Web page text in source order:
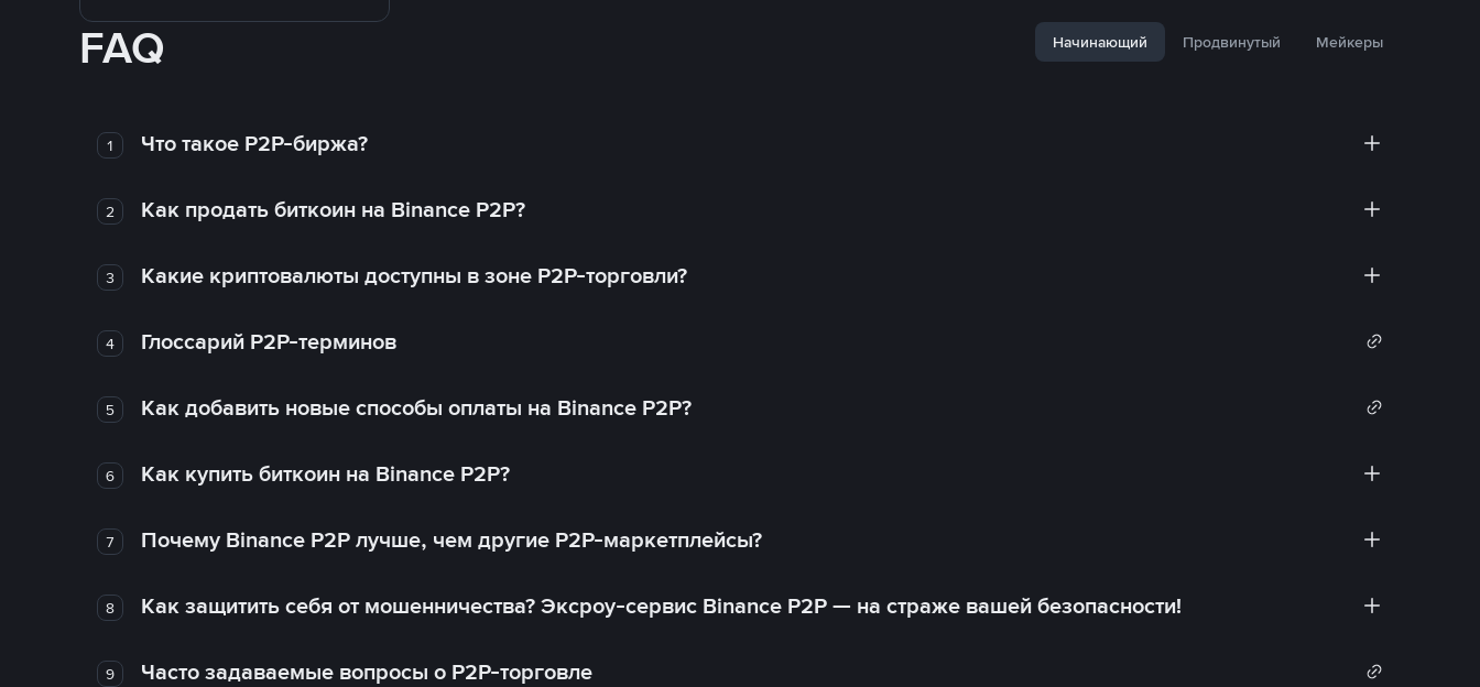
FAQ Начинающий Продвинутый Мейкеры
1 Что такое P2P-биржа?
2 Как продать биткоин на Binance P2P?
3 Какие криптовалюты доступны в зоне P2P-торговли?
4 Глоссарий P2P-терминов
5 Как добавить новые способы оплаты на Binance P2P?
6 Как купить биткоин на Binance P2P?
7 Почему Binance P2P лучше, чем другие P2P-маркетплейсы?
8 Как защитить себя от мошенничества? Эксроу-сервис Binance P2P — на страже вашей безопасности!
9 Часто задаваемые вопросы о P2P-торговле